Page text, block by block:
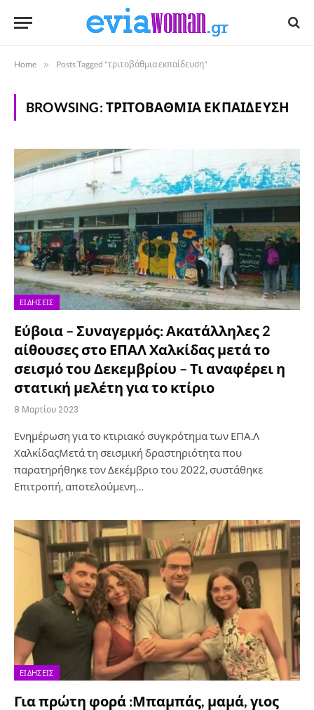
Home » Posts Tagged "τριτοβάθμια εκπαίδευση"
BROWSING: ΤΡΙΤΟΒΆΘΜΙΑ ΕΚΠΑΊΔΕΥΣΗ
ΕΙΔΉΣΕΙΣ
Εύβοια – Συναγερμός: Ακατάλληλες 2
αίθουσες στο ΕΠΑΛ Χαλκίδας μετά το
σεισμό του Δεκεμβρίου – Τι αναφέρει η
στατική μελέτη για το κτίριο
8 Μαρτίου 2023
Ενημέρωση για το κτιριακό συγκρότημα των ΕΠΑ.Λ
ΧαλκίδαςΜετά τη σεισμική δραστηριότητα που
παρατηρήθηκε τον Δεκέμβριο του 2022, συστάθηκε
Επιτροπή, αποτελούμενη…
ΕΙΔΉΣΕΙΣ
Για πρώτη φορά :Μπαμπάς, μαμά, γιος